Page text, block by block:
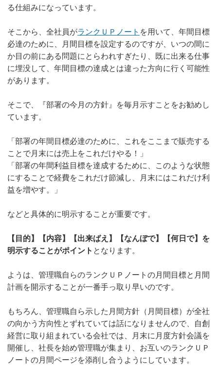
る仕組みになっています。
そこから、全社員がランクＵＰノート を用いて、年間目標
必達のために、月間目標を設定するのですが、いつの間に
か目の前にある問題にとらわれすぎたり、既に出来る仕事
に埋没して、年間目標の達成とは違った方向に行く可能性
があります。
そこで、『部署の今月の方針』を毎月示すことをお勧めし
ています。
「部署の年間目標必達のために、これをここまで販売する
ことで月末には売上をこれだけやる！」
「部署の年間利益目標を達成するために、このような状態
にすることで経費をこれだけ節減し、月末にはこれだけ利
益を増やす。」
などと具体的に明示することが重要です。
【目的】【内容】【出来ばえ】【なんぼで】【何日で】を
明示することがポイント となります。
ようは、管理職自らのランクＵＰノートの月間目標と月間
計画を開示することが一番手っ取り早いのです。
もちろん、管理職自ら示した月間方針（月間目標）が全社
の向かう方向性とずれていては話になりませんので、自創
経営に取り組まれている会社では、月末に月度方針会議を
開催し、社長を始め管理職が集まり、お互いのランクＵＰ
ノートの月間ページを添削し合うようにしています。